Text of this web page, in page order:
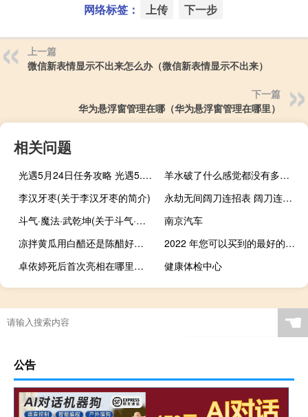
网络标签： 上传 下一步
上一篇
微信新表情显示不出来怎么办（微信新表情显示不出来）
下一篇
华为悬浮窗管理在哪（华为悬浮窗管理在哪里）
相关问题
光遇5月24日任务攻略 光遇5.24收集橙色光芒面对冥龙
羊水破了什么感觉都没有多久才有反应（羊水破了什么感觉）
李汉牙枣(关于李汉牙枣的简介)
永劫无间阔刀连招表 阔刀连招教学
斗气·魔法·武乾坤(关于斗气·魔法·武乾坤的简介)
南京汽车
凉拌黄瓜用白醋还是陈醋好（凉拌黄瓜用白醋可以吗）
2022 年您可以买到的最好的联想笔记本电脑
卓依婷死后首次亮相在哪里（卓依婷死了没有）
健康体检中心
☚
公告